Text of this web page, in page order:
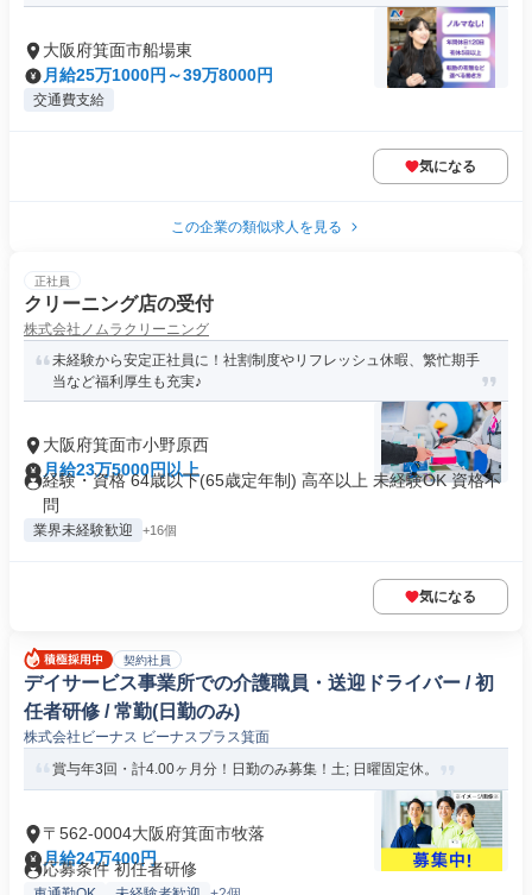
大阪府箕面市船場東
月給25万1000円～39万8000円
交通費支給
気になる
この企業の類似求人を見る
正社員
クリーニング店の受付
株式会社ノムラクリーニング
未経験から安定正社員に！社割制度やリフレッシュ休暇、繁忙期手
当など福利厚生も充実♪
大阪府箕面市小野原西
月給23万5000円以上
経験・資格 64歳以下(65歳定年制) 高卒以上 未経験OK 資格不
問
業界未経験歓迎 +16個
気になる
契約社員
デイサービス事業所での介護職員・送迎ドライバー / 初
任者研修 / 常勤(日勤のみ)
株式会社ビーナス ビーナスプラス箕面
賞与年3回・計4.00ヶ月分！日勤のみ募集！土; 日曜固定休。
〒562-0004大阪府箕面市牧落
月給24万400円
応募条件 初任者研修